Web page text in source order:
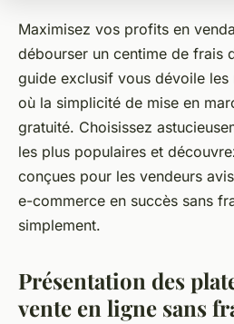
Maximisez vos profits en
débourser un centime de frais
guide exclusif vous dévoile
où la simplicité de mise en
gratuité. Choisissez
les plus populaires et
conçues pour les vendeurs
e-commerce en succès sans
simplement.
Présentation des
vente en ligne sans